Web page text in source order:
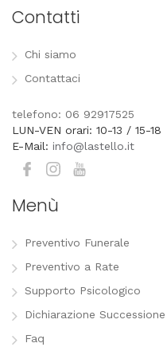
Contatti
Chi siamo
Contattaci
telefono: 06 92917525
LUN-VEN orari: 10-13 / 15-18
E-Mail: info@lastello.it
Menù
Preventivo Funerale
Preventivo a Rate
Supporto Psicologico
Dichiarazione Successione
Faq